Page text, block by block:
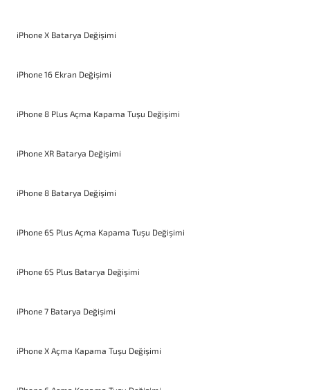
iPhone X Batarya Değişimi
iPhone 16 Ekran Değişimi
iPhone 8 Plus Açma Kapama Tuşu Değişimi
iPhone XR Batarya Değişimi
iPhone 8 Batarya Değişimi
iPhone 6S Plus Açma Kapama Tuşu Değişimi
iPhone 6S Plus Batarya Değişimi
iPhone 7 Batarya Değişimi
iPhone X Açma Kapama Tuşu Değişimi